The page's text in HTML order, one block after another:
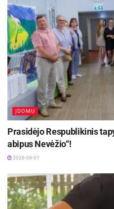
Kviečiama
vykstančiame
2026-08-07
Įdomūs istoriniai faktai
Domeno registracija
1995 metais tai tapo
1978 metais.Juos siuntė
vartotojams, siūlydamas
1993 metų. Kad ir kaip
įvairūs nepageidaujami
mažiau el. pašto
ĮDOMU
Prasidėjo Respublikinis
abipus Nevėžio“!
2026-08-07